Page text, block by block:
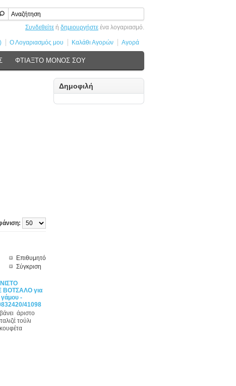
Συνδεθείτε ή δημιουργήστε ένα λογαριασμό.
Ο Λογαριασμός μου Καλάθι Αγορών Αγορά
ΦΤΙΑΞΤΟ ΜΟΝΟΣ ΣΟΥ
Δημοφιλή
Επιθυμητό
Σύγκριση
ΒΟΤΣΑΛΟ για
γάμου -
41098
άριστο
τούλι